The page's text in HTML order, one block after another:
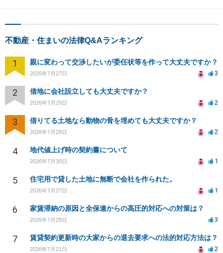
不動産・住まいの法律Q&Aランキング
1 親に変わって交渉したいが委任状等を作って大丈夫ですか？
2026年7月27日 3
2 借地に会社設立しても大丈夫ですか？
2026年7月29日 2
3 借りてる土地なら動物の骨を埋めても大丈夫ですか？
2026年7月28日 2
4 地代値上げ時の契約書について
2026年7月30日 1
5 住宅用で貸した土地に無断で会社を作られた。
2026年7月27日 1
6 家賃滞納の原因と全保連からの高圧的対応への対策は？
2026年7月29日 3
7 賃貸契約更新時の大家からの退去要求への法的対応方法は？
2026年7月21日 2